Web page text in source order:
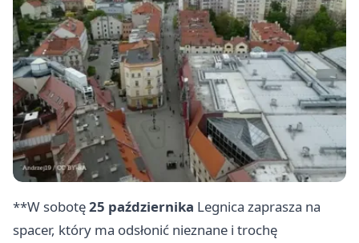
**W sobotę25 października Legnica zaprasza na
spacer, który ma odsłonić nieznane i trochę